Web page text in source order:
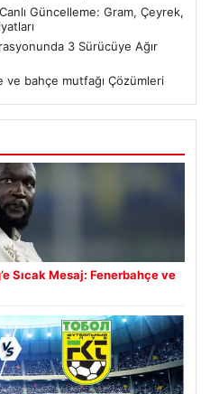
Güncelleme: Gram, Çeyrek,
3 Sürücüye Ağır
ve bahçe mutfağı Çözümleri
Sıcak Mesaj: Fenerbahçe ve